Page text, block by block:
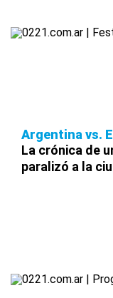
Argentina vs.
La crónica de
paralizó a la